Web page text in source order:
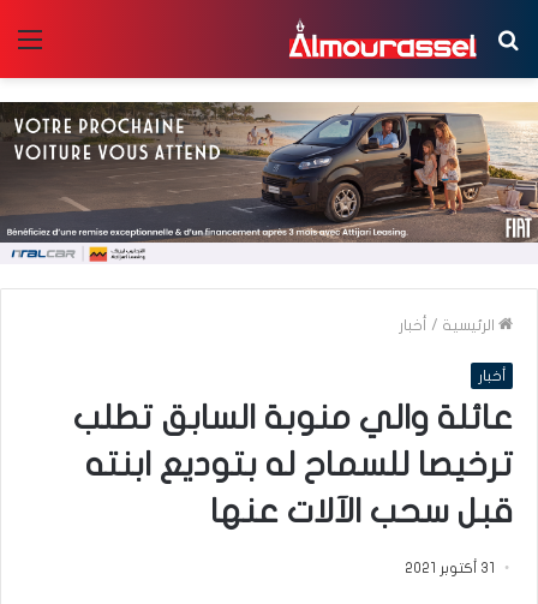
بحث
عن
الرئيسية / أخبار
أخبار
عائلة والي منوبة السابق تطلب
ترخيصا للسماح له بتوديع ابنته
قبل سحب الآلات عنها
31 أكتوبر 2021